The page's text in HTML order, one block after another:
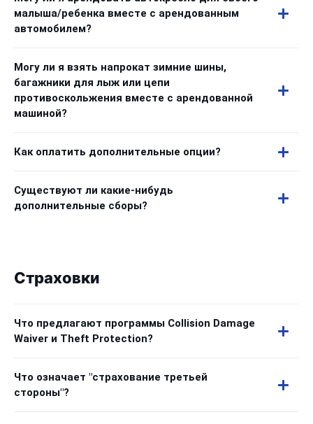
малыша/ребенка вместе с арендованным
автомобилем?
Могу ли я взять напрокат зимние шины,
багажники для лыж или цепи
противоскольжения вместе с арендованной
машиной?
Как оплатить дополнительные опции?
Существуют ли какие-нибудь
дополнительные сборы?
Страховки
Что предлагают программы Collision Damage
Waiver и Theft Protection?
Что означает "страхование третьей
стороны"?